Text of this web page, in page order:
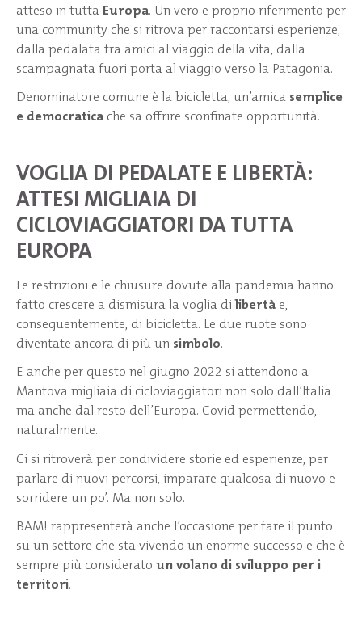
atteso in tutta Europa. Un vero e proprio riferimento per
una community che si ritrova per raccontarsi esperienze,
dalla pedalata fra amici al viaggio della vita, dalla
scampagnata fuori porta al viaggio verso la Patagonia.
Denominatore comune è la bicicletta, un’amica semplice
e democratica che sa offrire sconfinate opportunità.
VOGLIA DI PEDALATE E LIBERTÀ:
ATTESI MIGLIAIA DI
CICLOVIAGGIATORI DA TUTTA
EUROPA
Le restrizioni e le chiusure dovute alla pandemia hanno
fatto crescere a dismisura la voglia dilibertà e,
conseguentemente, di bicicletta. Le due ruote sono
diventate ancora di più un simbolo.
E anche per questo nel giugno 2022 si attendono a
Mantova migliaia di cicloviaggiatori non solo dall’Italia
ma anche dal resto dell’Europa. Covid permettendo,
naturalmente.
Ci si ritroverà per condividere storie ed esperienze, per
parlare di nuovi percorsi, imparare qualcosa di nuovo e
sorridere un po’. Ma non solo.
BAM! rappresenterà anche l’occasione per fare il punto
su un settore che sta vivendo un enorme successo e che è
sempre più considerato un volano di sviluppo per i
territori.